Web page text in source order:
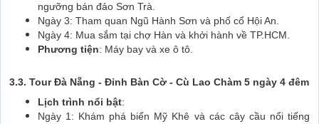
ngưỡng bán đảo Sơn Trà.
Ngày 3: Tham quan Ngũ Hành Sơn và phố cổ Hội An.
Ngày 4: Mua sắm tại chợ Hàn và khởi hành về TP.HCM.
Phương tiện: Máy bay và xe ô tô.
3.3. Tour Đà Nẵng - Đỉnh Bàn Cờ - Cù Lao Chàm 5 ngày 4 đêm
Lịch trình nổi bật:
Ngày 1: Khám phá biển Mỹ Khê và các cây cầu nổi tiếng